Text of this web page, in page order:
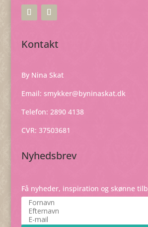
Kontakt
By Nina Skat
Email: smykker@byninaskat.dk
Telefon: 2890 4138
CVR: 37503681
Nyhedsbrev
Få nyheder, inspiration og skønne